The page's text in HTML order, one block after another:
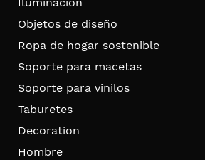
Objetos de diseño
Ropa de hogar sostenible
Soporte para macetas
Soporte para vinilos
Taburetes
Decoration
Hombre